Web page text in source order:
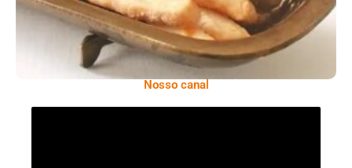
Nosso canal